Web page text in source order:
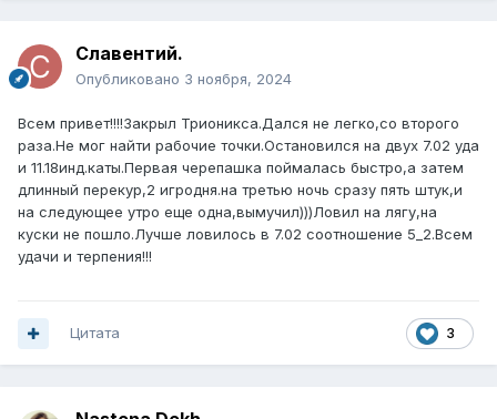
Славентий.
Опубликовано 3 ноября, 2024
Всем привет!!!!Закрыл Трионикса.Дался не легко,со второго
раза.Не мог найти рабочие точки.Остановился на двух 7.02 уда
и 11.18инд.каты.Первая черепашка поймалась быстро,а затем
длинный перекур,2 игродня.на третью ночь сразу пять штук,и
на следующее утро еще одна,вымучил)))Ловил на лягу,на
куски не пошло.Лучше ловилось в 7.02 соотношение 5_2.Всем
удачи и терпения!!!
3
Цитата